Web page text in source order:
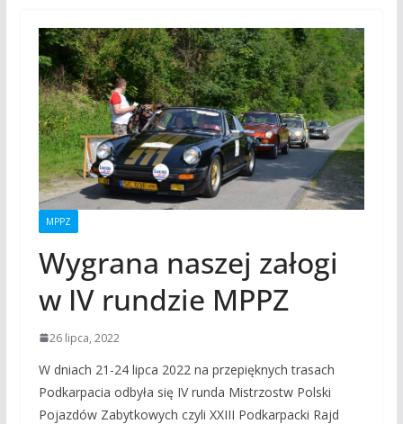
MPPZ
Wygrana naszej załogi
w IV rundzie MPPZ
26 lipca, 2022
W dniach 21-24 lipca 2022 na przepięknych trasach
Podkarpacia odbyła się IV runda Mistrzostw Polski
Pojazdów Zabytkowych czyli XXIII Podkarpacki Rajd